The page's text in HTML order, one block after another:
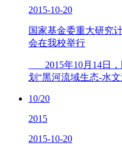
2015-10-20
国家基金委重大研究
会在我校举行
2015年10月14日，
划“黑河流域生态-水
10/20
2015
2015-10-20